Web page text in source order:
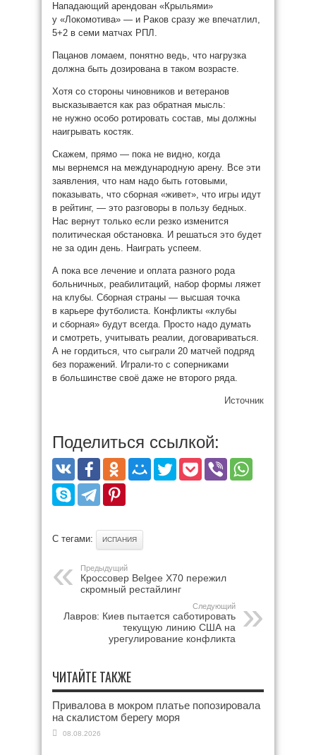
Нападающий арендован «Крыльями»
у «Локомотива» — и Раков сразу же впечатлил,
5+2 в семи матчах РПЛ.
Пацанов ломаем, понятно ведь, что нагрузка
должна быть дозирована в таком возрасте.
Хотя со стороны чиновников и ветеранов
высказывается как раз обратная мысль:
не нужно особо ротировать состав, мы должны
наигрывать костяк.
Скажем, прямо — пока не видно, когда
мы вернемся на международную арену. Все эти
заявления, что нам надо быть готовыми,
показывать, что сборная «живет», что игры идут
в рейтинг, — это разговоры в пользу бедных.
Нас вернут только если резко изменится
политическая обстановка. И решаться это будет
не за один день. Наиграть успеем.
А пока все лечение и оплата разного рода
больничных, реабилитаций, набор формы ляжет
на клубы. Сборная страны — высшая точка
в карьере футболиста. Конфликты «клубы
и сборная» будут всегда. Просто надо думать
и смотреть, учитывать реалии, договариваться.
А не гордиться, что сыграли 20 матчей подряд
без поражений. Играли-то с соперниками
в большинстве своё даже не второго ряда.
Источник
Поделиться ссылкой:
С тегами: ИСПАНИЯ
Предыдущий
Кроссовер Belgee X70 пережил
скромный рестайлинг
Следующий
Лавров: Киев пытается саботировать
текущую линию США на
урегулирование конфликта
ЧИТАЙТЕ ТАКЖЕ
Привалова в мокром платье попозировала
на скалистом берегу моря
08.08.2026